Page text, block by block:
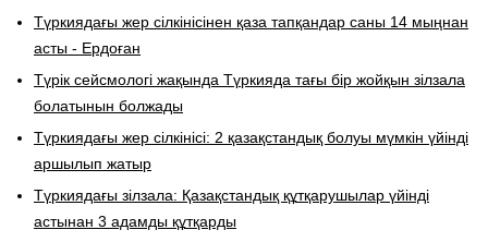
Түркиядағы жер сілкінісінен қаза тапқандар саны 14 мыңнан
асты - Ердоған
Түрік сейсмологі жақында Түркияда тағы бір жойқын зілзала
болатынын болжады
Түркиядағы жер сілкінісі: 2 қазақстандық болуы мүмкін үйінді
аршылып жатыр
Түркиядағы зілзала: Қазақстандық құтқарушылар үйінді
астынан 3 адамды құтқарды